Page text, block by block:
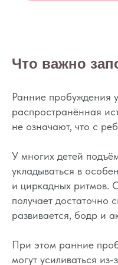
Что важно
Ранние пробуждения
распространённая
не означают, что с
У многих детей
укладываться в
и циркадных ритмов.
получает достаточно
развивается, бодр и
При этом ранние
могут усиливаться из-
© 2015—2026 О СНЕ.